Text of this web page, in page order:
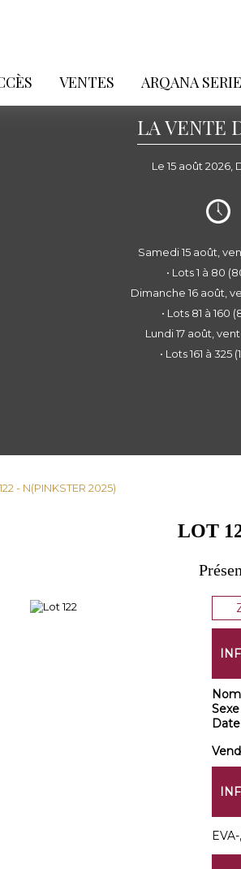
VENTES ARQANA
LA VENTE
Le 15 août 2026,
Samedi 15 août,
• Lots 1 à 80
Dimanche 16 août,
• Lots 81 à 160
Lundi 17 août,
• Lots 161 à 325
- N(PINKSTER 2025)
LOT
Sexe